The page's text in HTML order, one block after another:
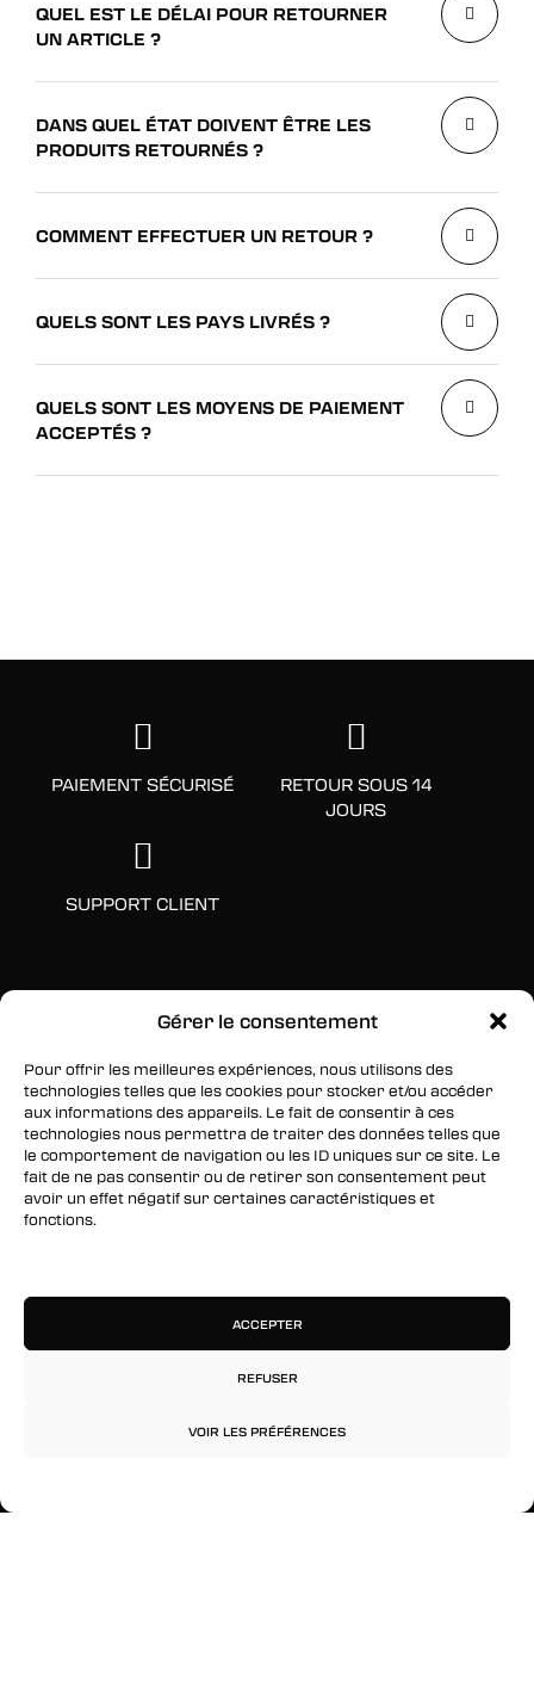
Gérer le consentement
Pour offrir les meilleures expériences, nous utilisons des
technologies telles que les cookies pour stocker et/ou accéder
aux informations des appareils. Le fait de consentir à ces
technologies nous permettra de traiter des données telles que
le comportement de navigation ou les ID uniques sur ce site. Le
fait de ne pas consentir ou de retirer son consentement peut
avoir un effet négatif sur certaines caractéristiques et
fonctions.
ACCEPTER
REFUSER
VOIR LES PRÉFÉRENCES
QUEL EST LE DÉLAI POUR RETOURNER
UN ARTICLE ?
DANS QUEL ÉTAT DOIVENT ÊTRE LES
PRODUITS RETOURNÉS ?
COMMENT EFFECTUER UN RETOUR ?
QUELS SONT LES PAYS LIVRÉS ?
QUELS SONT LES MOYENS DE PAIEMENT
ACCEPTÉS ?
PAIEMENT SÉCURISÉ
RETOUR SOUS 14
JOURS
SUPPORT CLIENT
SUIVEZ-NOUS
Facebook
RESTEZ INFORMÉS
premiers à être informés des nouveaux